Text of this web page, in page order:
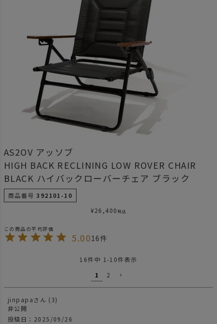
AS2OV アッソブ
HIGH BACK RECLINING LOW ROVER CHAIR
BLACK ハイバックローバーチェア ブラック
商品番号 392101-10
¥26,400 税込
5.0016
16件中 1 -10件表示
1
2
jinpapa
3
非公開
投稿日
2025/09/26